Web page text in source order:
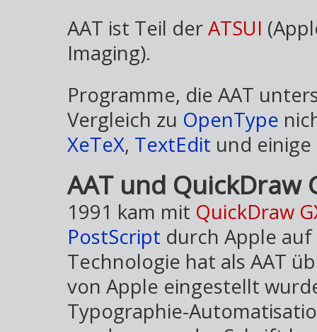
AAT ist Teil derATSUI
Imaging).
Programme, die AAT
Vergleich zu OpenType
XeTeX, TextEdit und
AAT und QuickDraw
1991 kam mit QuickDraw
PostScript durch Apple
Technologie hat als AAT
von Apple eingestellt
Typographie-